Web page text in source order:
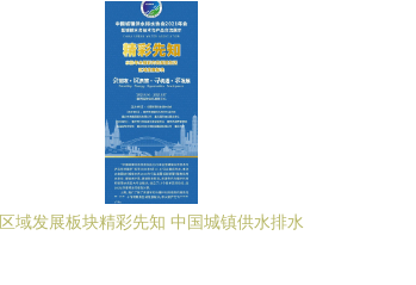
区域发展板块精彩先知 中国城镇供水排水